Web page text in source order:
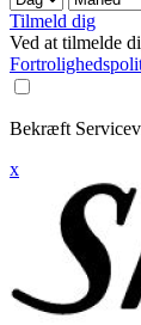
Tilmeld dig
Ved at tilmelde
Bekræft
x